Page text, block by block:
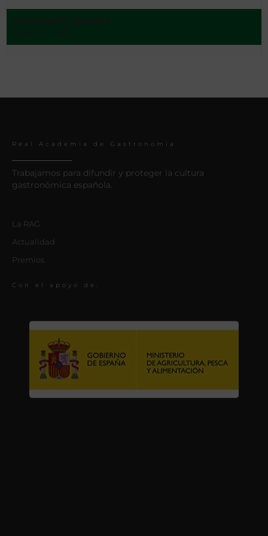
Real Academia de Gastronomía
Trabajamos para difundir y proteger la cultura
gastronómica española.
La RAG
Actualidad
Premios
Con el apoyo de: